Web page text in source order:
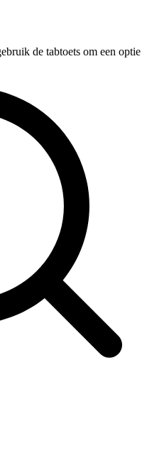
de tabtoets om een optie